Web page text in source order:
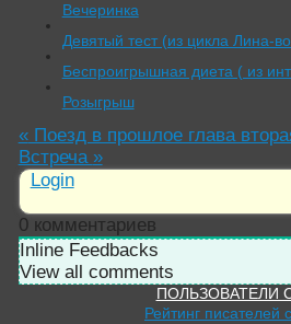
Вечеринка
Девятый тест (из цикла Лина-
Беспроигрышная диета ( из
Розыгрыш
«Поезд в прошлое глава
Встреча »
Login
0комментариев
Inline Feedbacks
View all comments
ПОЛЬЗОВАТЕЛИ
Рейтинг писателей